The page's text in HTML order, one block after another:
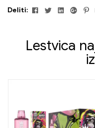
Deliti:
FacebookTwitterLinkedin
Lestvica